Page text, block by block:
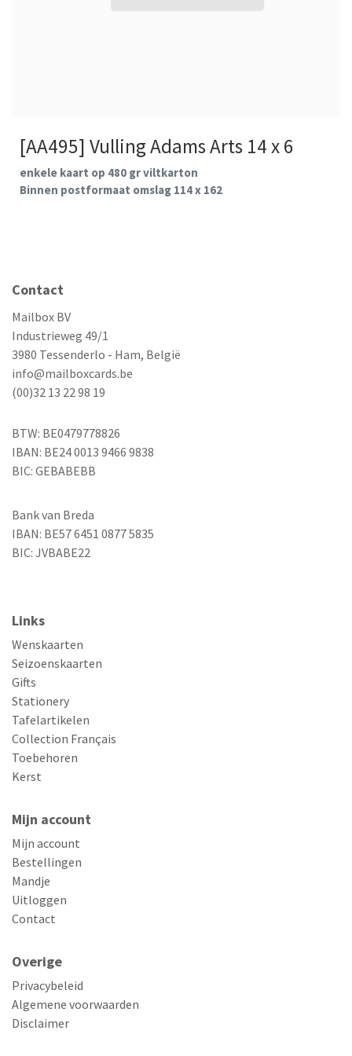
[AA495] Vulling Adams Arts 14 x 6
enkele kaart op 480 gr viltkarton
Binnen postformaat omslag 114 x 162
Contact
Mailbox BV
Industrieweg 49/1
3980 Tessenderlo - Ham, België
info@mailboxcards.be
(00)32 13 22 98 19
BTW: BE0479778826
IBAN: BE24 0013 9466 9838
BIC: GEBABEBB
Bank van Breda
IBAN: BE57 6451 0877 5835
BIC: JVBABE22
Links
Wenskaarten
Seizoenskaarten
Gifts
Stationery
Tafelartikelen
Collection Français
Toebehoren
Kerst
Mijn account
Mijn account
Bestellingen
Mandje
Uitloggen
Contact
Overige
Privacybeleid
Algemene voorwaarden
Disclaimer